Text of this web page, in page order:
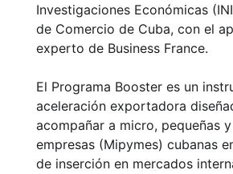
Investigaciones Económicas
de Comercio de Cuba, con el
experto de Business France.
El Programa Booster es un
aceleración exportadora
acompañar a micro, pequeñas
empresas (Mipymes) cubanas
de inserción en mercados